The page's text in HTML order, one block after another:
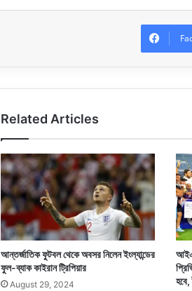
Related Articles
আন্তর্জাতিক ফুটবল থেকে অবসর নিলেন ইংল্যান্ডের
ফুল-ব্যাক কাইরান ট্রিপিয়ার
August 29, 2024
হবে,